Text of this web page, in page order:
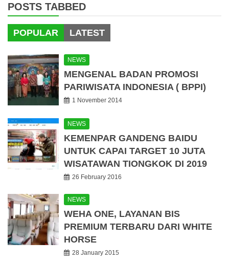
POSTS TABBED
POPULAR LATEST
NEWS
MENGENAL BADAN PROMOSI
PARIWISATA INDONESIA ( BPPI)
1 November 2014
NEWS
KEMENPAR GANDENG BAIDU
UNTUK CAPAI TARGET 10 JUTA
WISATAWAN TIONGKOK DI 2019
26 February 2016
NEWS
WEHA ONE, LAYANAN BIS
PREMIUM TERBARU DARI WHITE
HORSE
28 January 2015